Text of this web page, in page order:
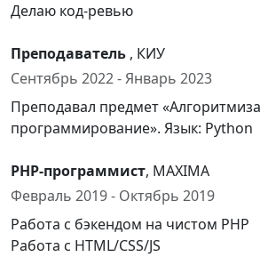
Делаю код-ревью
Преподаватель , КИУ
Сентябрь 2022 - Январь 2023
Преподавал предмет
программирование». Язык: Python
PHP-программист, MAXIMA
Февраль 2019 - Октябрь 2019
Работа с бэкендом на чистом PHP
Работа с HTML/CSS/JS